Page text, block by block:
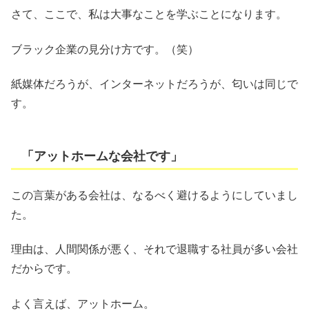
さて、ここで、私は大事なことを学ぶことになります。
ブラック企業の見分け方です。（笑）
紙媒体だろうが、インターネットだろうが、匂いは同じで
す。
「アットホームな会社です」
この言葉がある会社は、なるべく避けるようにしていまし
た。
理由は、人間関係が悪く、それで退職する社員が多い会社
だからです。
よく言えば、アットホーム。